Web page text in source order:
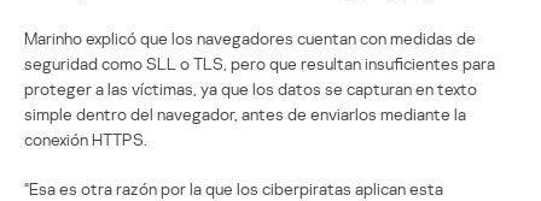
Marinho explicó que los navegadores cuentan con medidas de
seguridad como SLL o TLS, pero que resultan insuficientes para
proteger a las víctimas, ya que los datos se capturan en texto
simple dentro del navegador, antes de enviarlos mediante la
conexión HTTPS.
“Esa es otra razón por la que los ciberpiratas aplican esta